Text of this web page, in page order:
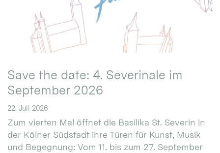
Save the date: 4. Severinale im
September 2026
22. Juli 2026
Zum vierten Mal öffnet die Basilika St. Severin in
der Kölner Südstadt ihre Türen für Kunst, Musik
und Begegnung: Vom 11. bis zum 27. September